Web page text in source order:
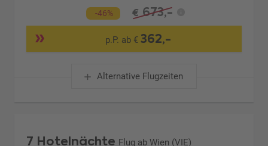
-46% € 673,-
p.P. ab €362,-
Alternative Flugzeiten
7 Hotelnächte Flug ab Wien (VIE)